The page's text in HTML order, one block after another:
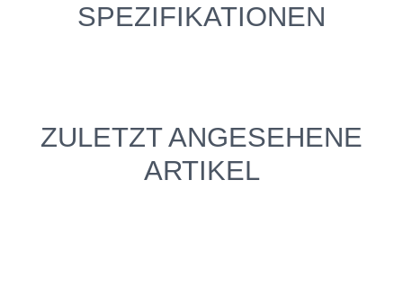
SPEZIFIKATIONEN
ZULETZT ANGESEHENE
ARTIKEL